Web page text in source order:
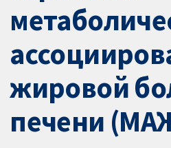
жировой
печени